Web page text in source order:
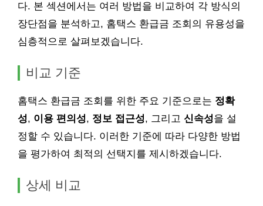
다. 본 섹션에서는 여러 방법을 비교하여 각 방식의
장단점을 분석하고, 홈택스 환급금 조회의 유용성을
심층적으로 살펴보겠습니다.
비교 기준
홈택스 환급금 조회를 위한 주요 기준으로는 정확
성, 이용 편의성, 정보 접근성, 그리고 신속성을 설
정할 수 있습니다. 이러한 기준에 따라 다양한 방법
을 평가하여 최적의 선택지를 제시하겠습니다.
상세 비교